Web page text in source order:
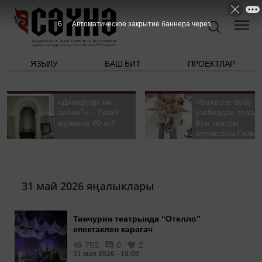
ЯЗЫЛУ БАШ БИТ ПРОЕКТЛАР
«Диварлар ни
сөйли?» - Тукай
музеена 40 ел!
«Бәхетле булу
үзебездән тора».
Буа театры
актрисасы
31 май 2026 яңалыклары
Тинчурин театрында “Отелло”
спектаклен карагач
755
0 2
31 мая 2026 - 18:00
6 Автоматическое закрытие баннера через